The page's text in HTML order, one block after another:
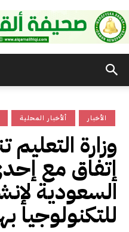
ألأخبار المحلية الأخبار
وزارة
إتفاق مع
السعودية
للتكنولوجيا